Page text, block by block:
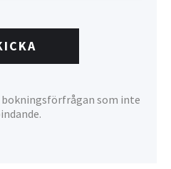
bokningsförfrågan som inte